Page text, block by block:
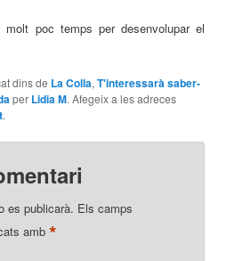
molt poc temps per desenvolupar el
dins de La Colla,T'interessarà saber-
per Lidia M. Afegeix a les adreces
.
es publicarà. Els camps
amb*